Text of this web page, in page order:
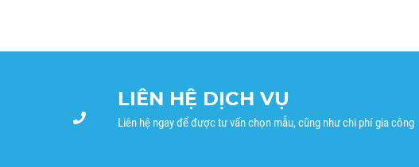
LIÊN HỆ DỊCH VỤ
Liên hệ ngay để được tư vấn chọn mẫu, cũng như chi phí gia công